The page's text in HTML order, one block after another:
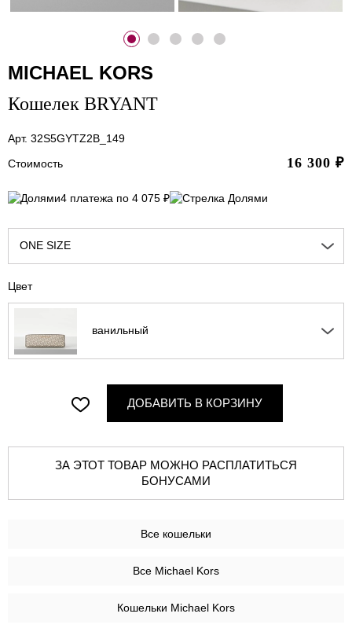
MICHAEL KORS
Кошелек BRYANT
Арт. 32S5GYTZ2B_149
Стоимость
16 300 ₽
4 платежа по 4 075 ₽
ONE SIZE
Цвет
ванильный
ДОБАВИТЬ В КОРЗИНУ
ЗА ЭТОТ ТОВАР МОЖНО РАСПЛАТИТЬСЯ
БОНУСАМИ
Все кошельки
Все Michael Kors
Кошельки Michael Kors